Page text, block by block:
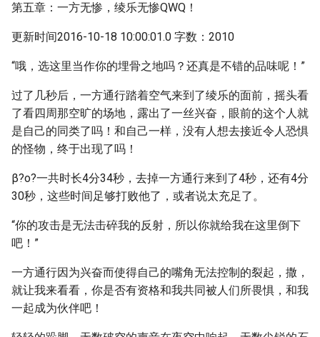
第五章：一方无惨，绫乐无惨QWQ！
更新时间2016-10-18 10:00:01.0 字数：2010
“哦，选这里当作你的埋骨之地吗？还真是不错的品味呢！”
过了几秒后，一方通行踏着空气来到了绫乐的面前，摇头看
了看四周那空旷的场地，露出了一丝兴奋，眼前的这个人就
是自己的同类了吗！和自己一样，没有人想去接近令人恐惧
的怪物，终于出现了吗！
β?ο?一共时长4分34秒，去掉一方通行来到了4秒，还有4分
30秒，这些时间足够打败他了，或者说太充足了。
“你的攻击是无法击碎我的反射，所以你就给我在这里倒下
吧！”
一方通行因为兴奋而使得自己的嘴角无法控制的裂起，撒，
就让我来看看，你是否有资格和我共同被人们所畏惧，和我
一起成为伙伴吧！